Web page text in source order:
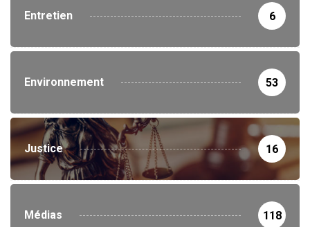
Entretien 6
Environnement 53
Justice 16
Médias 118